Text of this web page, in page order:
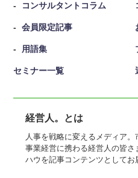
コンサルタントコラム
会員限定記事
用語集
セミナー一覧
経営人。とは
人事を戦略に変えるメディア。
事業経営に携わる経営人の皆
ハウを記事コンテンツとしてお